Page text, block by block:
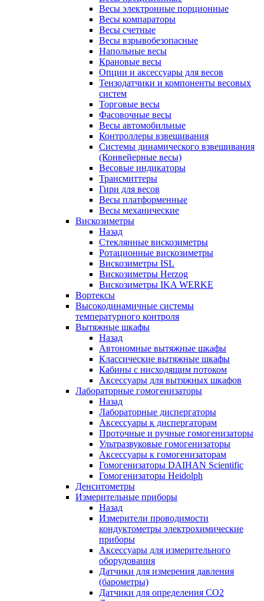
Весы электронные порционные
Весы компараторы
Весы счетные
Весы взрывобезопасные
Напольные весы
Крановые весы
Опции и аксессуары для весов
Тензодатчики и компоненты весовых
систем
Торговые весы
Фасовочные весы
Весы автомобильные
Контроллеры взвешивания
Системы динамического взвешивания
(Конвейерные весы)
Весовые индикаторы
Трансмиттеры
Гири для весов
Весы платформенные
Весы механические
Вискозиметры
Назад
Стеклянные вискозиметры
Ротационные вискозиметры
Вискозиметры ISL
Вискозиметры Herzog
Вискозиметры IKA WERKE
Вортексы
Высокодинамичные системы
температурного контроля
Вытяжные шкафы
Назад
Автономные вытяжные шкафы
Классические вытяжные шкафы
Кабины с нисходящим потоком
Аксессуары для вытяжных шкафов
Лабораторные гомогенизаторы
Назад
Лабораторные диспергаторы
Аксессуары к диспергаторам
Проточные и ручные гомогенизаторы
Ультразвуковые гомогенизаторы
Аксессуары к гомогенизаторам
Гомогенизаторы DAIHAN Scientific
Гомогенизаторы Heidolph
Денситометры
Измерительные приборы
Назад
Измерители проводимости
кондуктометры электрохимические
приборы
Аксессуары для измерительного
оборудования
Датчики для измерения давления
(барометры)
Датчики для определения CO2